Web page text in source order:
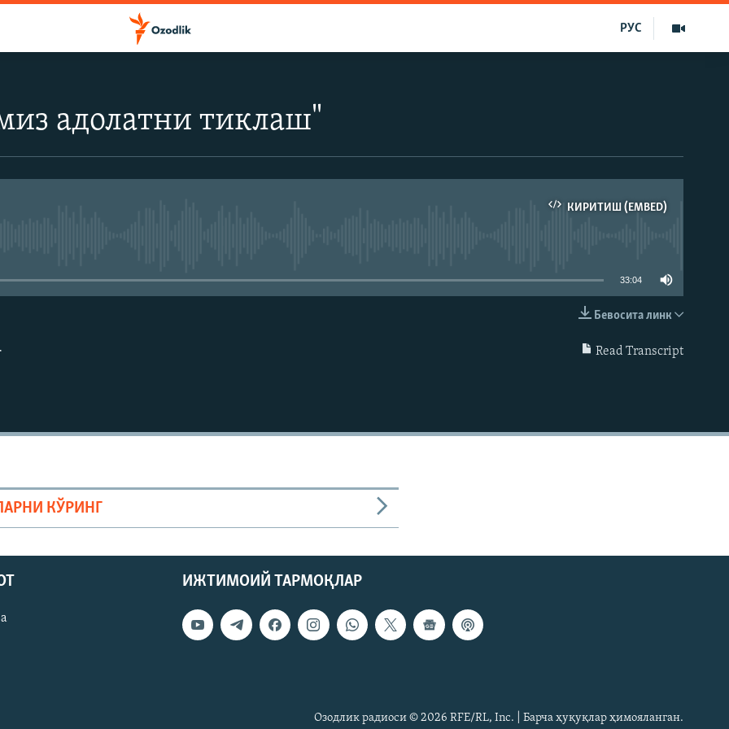
РУС
адолатни тиклаш"
КИРИТИШ (EMBED)
33:04
Бевосита линк
Read Transcript
КЎРИНГ
ИЖТИМОИЙ ТАРМОҚЛАР
Озодлик радиоси © 2026 RFE/RL, Inc. | Барча ҳуқуқлар ҳимояланган.